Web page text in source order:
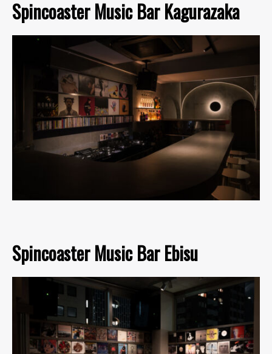
Spincoaster Music Bar Kagurazaka
Spincoaster Music Bar Ebisu